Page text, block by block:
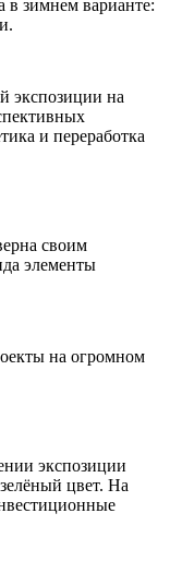
в зимнем варианте:
экспозиции на
и переработка
своим
элементы
на огромном
экспозиции
цвет. На